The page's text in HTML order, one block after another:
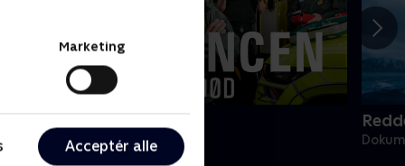
Marketing
Acceptér alle
• 2 sæsoner